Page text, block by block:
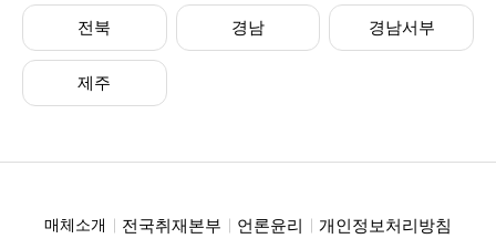
전북 경남 경남서부
제주
매체소개 전국취재본부 언론윤리 개인정보처리방침